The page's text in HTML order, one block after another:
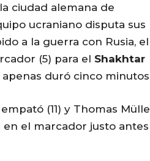
ciudad alemana de
ucraniano disputa sus
a la guerra con Rusia, el
(5) para el Shakhtar
duró cinco
(11) y Thomas
el marcador justo